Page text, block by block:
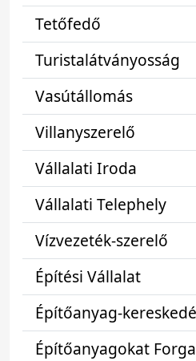
Tetőfedő
Turistalátványosság
Vasútállomás
Villanyszerelő
Vállalati Iroda
Vállalati Telephely
Vízvezeték-szerelő
Építési Vállalat
Építőanyag-
Építőanyagokat